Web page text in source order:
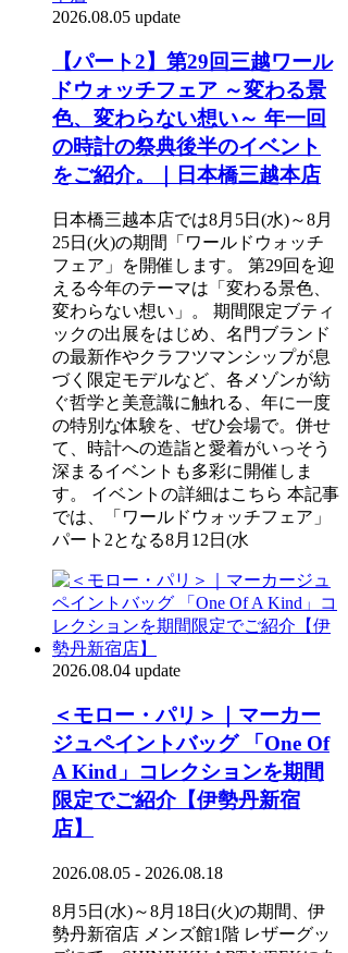
2026.08.05 update
【パート2】第29回三越ワール
ドウォッチフェア ～変わる景
色、変わらない想い～ 年一回
の時計の祭典後半のイベント
をご紹介。｜日本橋三越本店
日本橋三越本店では8月5日(水)～8月
25日(火)の期間「ワールドウォッチ
フェア」を開催します。 第29回を迎
える今年のテーマは「変わる景色、
変わらない想い」。 期間限定ブティ
ックの出展をはじめ、名門ブランド
の最新作やクラフツマンシップが息
づく限定モデルなど、各メゾンが紡
ぐ哲学と美意識に触れる、年に一度
の特別な体験を、ぜひ会場で。併せ
て、時計への造詣と愛着がいっそう
深まるイベントも多彩に開催しま
す。 イベントの詳細はこちら 本記事
では、「ワールドウォッチフェア」
パート2となる8月12日(水
2026.08.04 update
＜モロー・パリ＞｜マーカー
ジュペイントバッグ 「One Of
A Kind」コレクションを期間
限定でご紹介【伊勢丹新宿
店】
2026.08.05 - 2026.08.18
8月5日(水)～8月18日(火)の期間、伊
勢丹新宿店 メンズ館1階 レザーグッ